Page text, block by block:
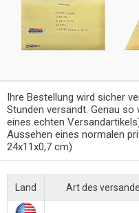
Ihre Bestellung wird sicher
Stunden versandt. Genau
eines echten
Aussehen eines normalen
24x11x0,7 cm)
Land Art des